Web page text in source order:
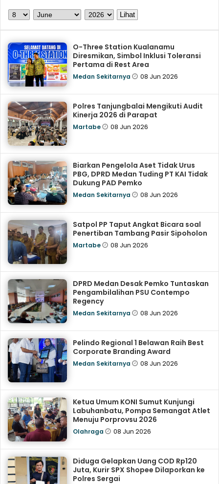
O-Three Station Kualanamu
Diresmikan, Simbol Inklusi Toleransi
Pertama di Rest Area
Medan Sekitarnya 08 Jun 2026
Polres Tanjungbalai Mengikuti Audit
Kinerja 2026 di Parapat
Martabe 08 Jun 2026
Biarkan Pengelola Aset Tidak Urus
PBG, DPRD Medan Tuding PT KAI Tidak
Dukung PAD Pemko
Medan Sekitarnya 08 Jun 2026
Satpol PP Taput Angkat Bicara soal
Penertiban Tambang Pasir Sipoholon
Martabe 08 Jun 2026
DPRD Medan Desak Pemko Tuntaskan
Pengambilalihan PSU Contempo
Regency
Medan Sekitarnya 08 Jun 2026
Pelindo Regional 1 Belawan Raih Best
Corporate Branding Award
Medan Sekitarnya 08 Jun 2026
Ketua Umum KONI Sumut Kunjungi
Labuhanbatu, Pompa Semangat Atlet
Menuju Porprovsu 2026
Olahraga 08 Jun 2026
Diduga Gelapkan Uang COD Rp120
Juta, Kurir SPX Shopee Dilaporkan ke
Polres Sergai